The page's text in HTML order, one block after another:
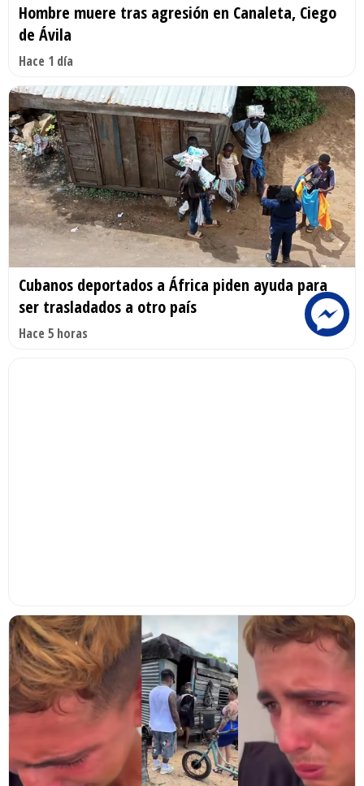
Hombre muere tras agresión en Canaleta, Ciego
de Ávila
Hace 1 día
Cubanos deportados a África piden ayuda para
ser trasladados a otro país
Hace 5 horas